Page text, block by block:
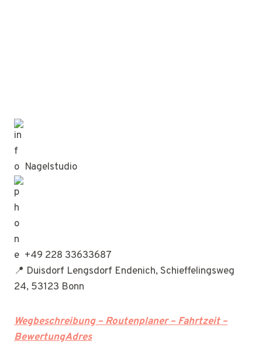
Nagelstudio
+49 228 33633687
📍 Duisdorf Lengsdorf Endenich, Schieffelingsweg
24, 53123 Bonn
Wegbeschreibung – Routenplaner – Fahrtzeit –
BewertungAdres